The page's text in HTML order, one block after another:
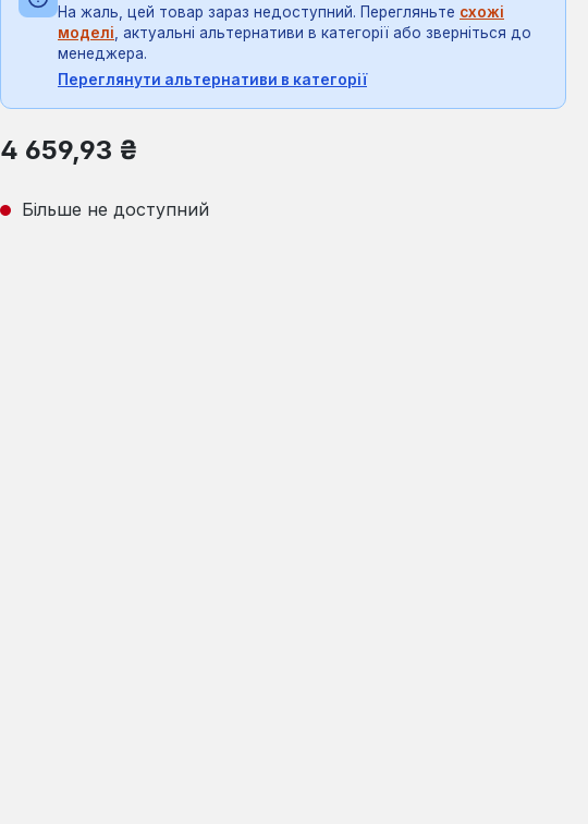
На жаль, цей товар зараз недоступний. Перегляньте схожі
моделі , актуальні альтернативи в категорії або зверніться до
менеджера.
Переглянути альтернативи в категорії
Звичайна ціна:
4 659,93 ₴
Більше не доступний